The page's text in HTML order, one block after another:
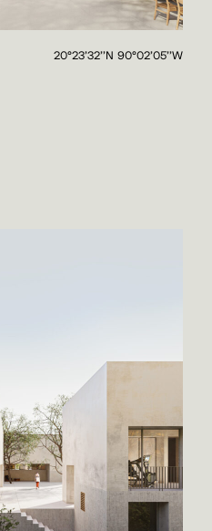
20°23'32''N 90°02'05''W